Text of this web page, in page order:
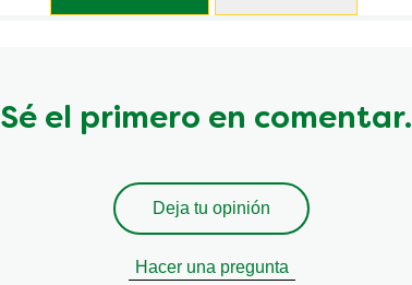
Sé el primero en comentar.
Deja tu opinión
Hacer una pregunta